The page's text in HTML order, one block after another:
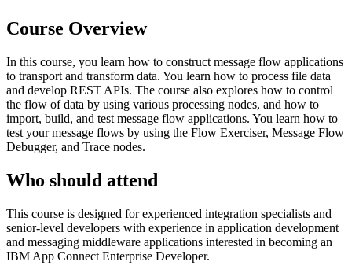
Course Overview
In this course, you learn how to construct message flow applications
to transport and transform data. You learn how to process file data
and develop REST APIs. The course also explores how to control
the flow of data by using various processing nodes, and how to
import, build, and test message flow applications. You learn how to
test your message flows by using the Flow Exerciser, Message Flow
Debugger, and Trace nodes.
Who should attend
This course is designed for experienced integration specialists and
senior-level developers with experience in application development
and messaging middleware applications interested in becoming an
IBM App Connect Enterprise Developer.